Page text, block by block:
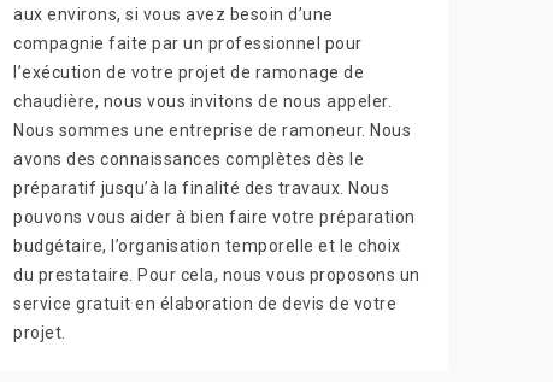
aux environs, si vous avez besoin d’une
compagnie faite par un professionnel pour
l’exécution de votre projet de ramonage de
chaudière, nous vous invitons de nous appeler.
Nous sommes une entreprise de ramoneur. Nous
avons des connaissances complètes dès le
préparatif jusqu’à la finalité des travaux. Nous
pouvons vous aider à bien faire votre préparation
budgétaire, l’organisation temporelle et le choix
du prestataire. Pour cela, nous vous proposons un
service gratuit en élaboration de devis de votre
projet.